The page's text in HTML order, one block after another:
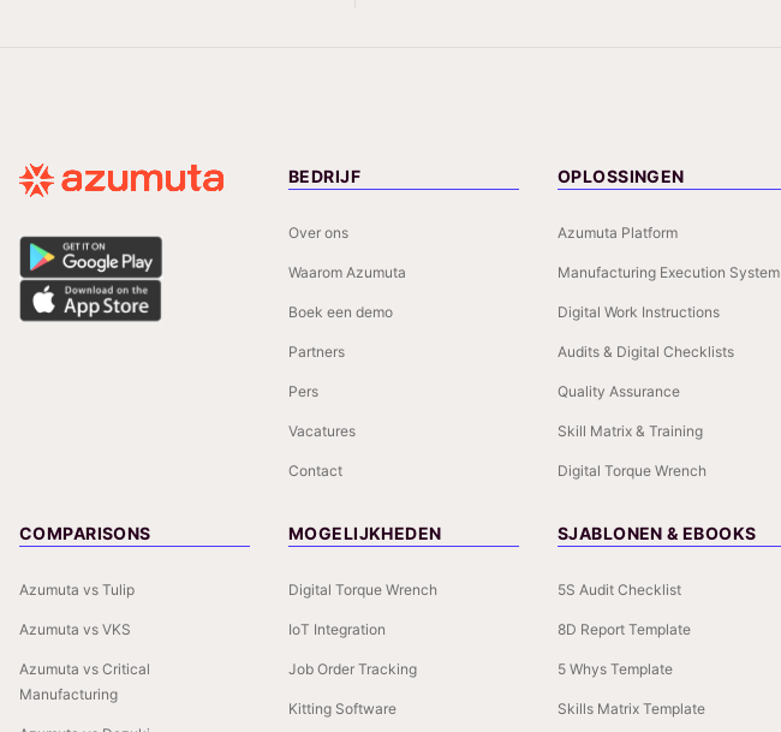
BEDRIJF
Over ons
Waarom Azumuta
Boek een demo
Partners
Pers
Vacatures
Contact
OPLOSSINGEN
Azumuta Platform
Manufacturing Execution System
Digital Work Instructions
Audits & Digital Checklists
Quality Assurance
Skill Matrix & Training
Digital Torque Wrench
COMPARISONS
Azumuta vs Tulip
Azumuta vs VKS
Azumuta vs Critical
Manufacturing
MOGELIJKHEDEN
Digital Torque Wrench
IoT Integration
Job Order Tracking
Kitting Software
SJABLONEN & EBOOKS
5S Audit Checklist
8D Report Template
5 Whys Template
Skills Matrix Template